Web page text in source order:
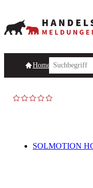
Homepage
SOLMOTION